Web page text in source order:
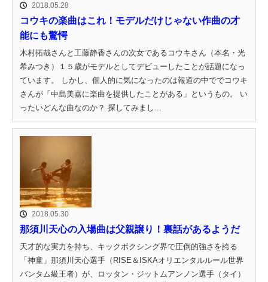
2018.05.28
コウキの楽曲はこれ！モデルだけじゃない作曲の才
能にも驚愕
木村拓哉さんと工藤静香さんの次女であるコウキさん（本名・光
希みつき）１５歳がモデルとしてデビューしたことが話題になっ
ています。 しかし、個人的に気になったのは報道の中ででコウキ
さんが「中島美嘉に楽曲を提供したことがある」というもの。 い
ったいどんな曲なのか？ 探してみまし...
2018.05.30
那須川天心の入場曲は父親譲り！裏話があるようだ
天才的な実力を持ち、キックボクシング界で圧倒的強さを誇る
「神童」那須川天心選手（RISE＆ISKAオリエンタルルール世界
バンタム級王者）が、ロッタン・ジットムアンノン選手（タイ）